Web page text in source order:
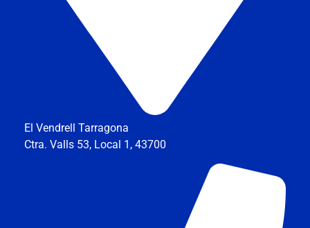
El Vendrell Tarragona
Ctra. Valls 53, Local 1, 43700